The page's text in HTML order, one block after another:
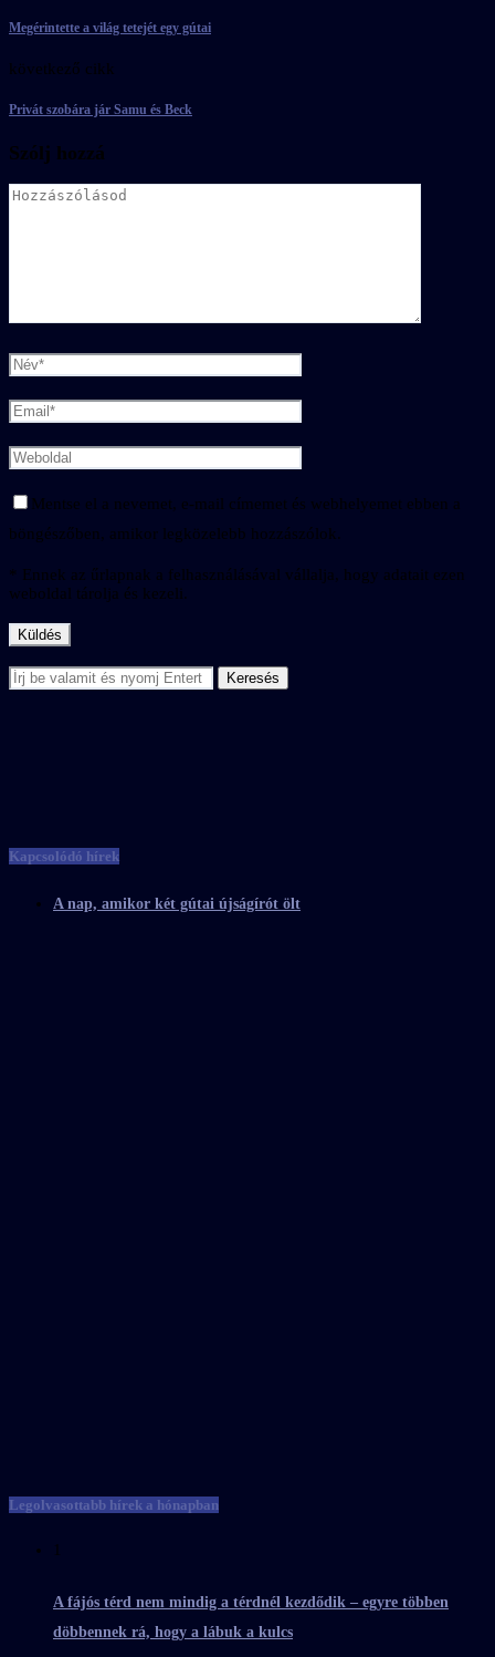
Megérintette a világ tetejét egy gútai
következő cikk
Privát szobára jár Samu és Beck
Szólj hozzá
Mentse el a nevemet, e-mail címemet és webhelyemet ebben a
böngészőben, amikor legközelebb hozzászólok.
* Ennek az űrlapnak a felhasználásával vállalja, hogy adatait ezen
weboldal tárolja és kezeli.
Kapcsolódó hírek
A nap, amikor két gútai újságírót ölt
Legolvasottabb hírek a hónapban
1
A fájós térd nem mindig a térdnél kezdődik – egyre többen
döbbennek rá, hogy a lábuk a kulcs